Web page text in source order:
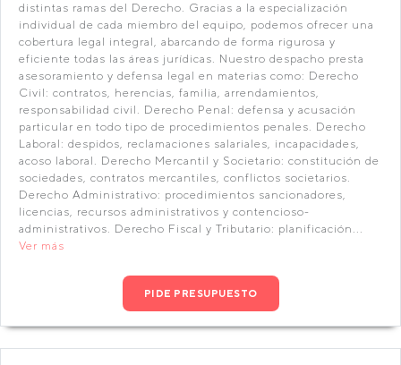
distintas ramas del Derecho. Gracias a la especialización
individual de cada miembro del equipo, podemos ofrecer una
cobertura legal integral, abarcando de forma rigurosa y
eficiente todas las áreas jurídicas. Nuestro despacho presta
asesoramiento y defensa legal en materias como: Derecho
Civil: contratos, herencias, familia, arrendamientos,
responsabilidad civil. Derecho Penal: defensa y acusación
particular en todo tipo de procedimientos penales. Derecho
Laboral: despidos, reclamaciones salariales, incapacidades,
acoso laboral. Derecho Mercantil y Societario: constitución de
sociedades, contratos mercantiles, conflictos societarios.
Derecho Administrativo: procedimientos sancionadores,
licencias, recursos administrativos y contencioso-
administrativos. Derecho Fiscal y Tributario: planificación...
Ver más
PIDE PRESUPUESTO